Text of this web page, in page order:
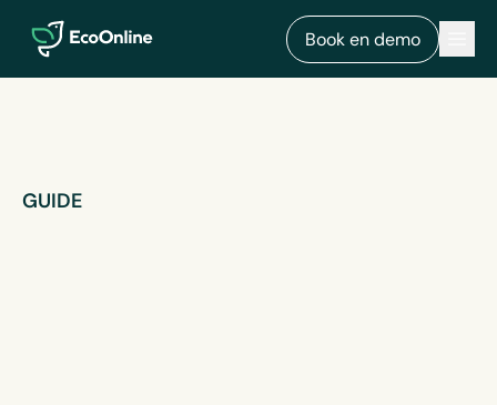
EcoOnline
Book en demo
GUIDE